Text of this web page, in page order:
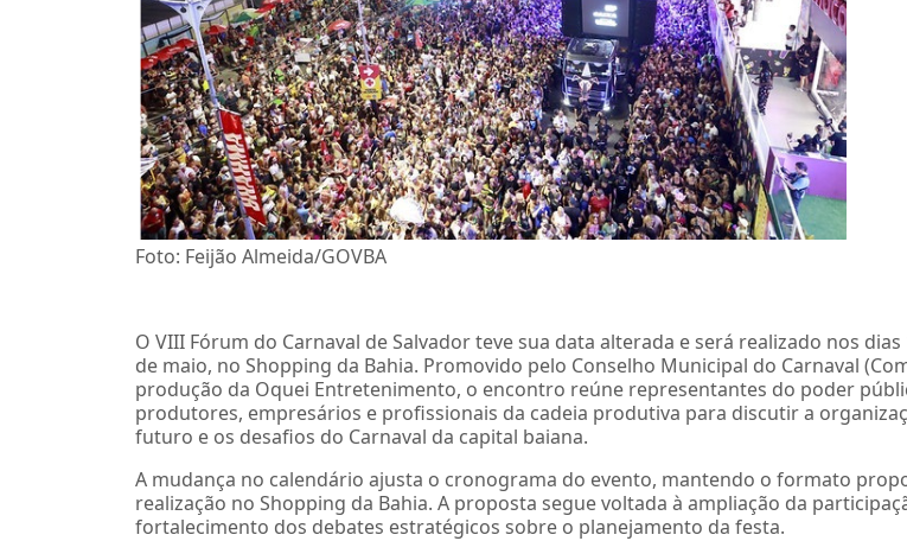
Foto: Feijão Almeida/GOVBA
O VIII Fórum do Carnaval de Salvador teve sua data alterada e será realizado nos dias
de maio, no Shopping da Bahia. Promovido pelo Conselho Municipal do Carnaval
produção da Oquei Entretenimento, o encontro reúne representantes do poder
produtores, empresários e profissionais da cadeia produtiva para discutir a
futuro e os desafios do Carnaval da capital baiana.
A mudança no calendário ajusta o cronograma do evento, mantendo o formato
realização no Shopping da Bahia. A proposta segue voltada à ampliação da
fortalecimento dos debates estratégicos sobre o planejamento da festa.